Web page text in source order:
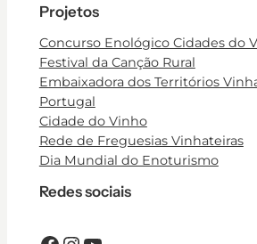
Projetos
Concurso Enológico Cidades do
Festival da Canção Rural
Embaixadora dos Territórios
Portugal
Cidade do Vinho
Rede de Freguesias Vinhateiras
Dia Mundial do Enoturismo
Redes sociais